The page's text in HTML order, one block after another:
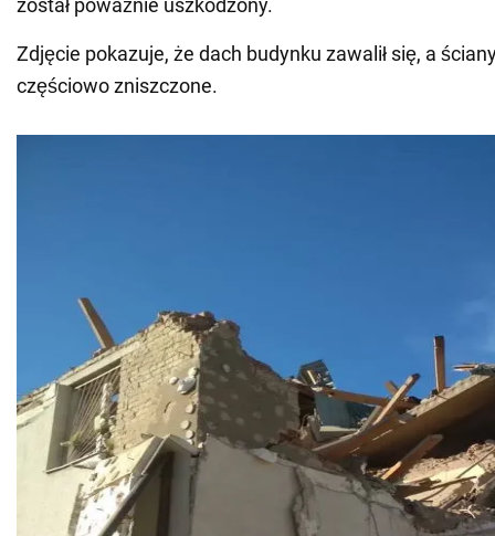
został poważnie uszkodzony.
Zdjęcie pokazuje, że dach budynku zawalił się, a
częściowo zniszczone.